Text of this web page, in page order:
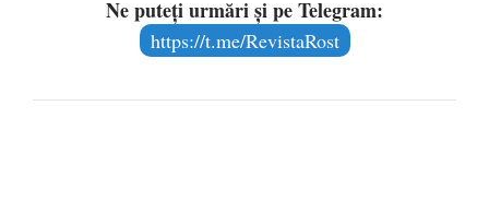
Ne puteți urmări și pe Telegram:
https://t.me/RevistaRost